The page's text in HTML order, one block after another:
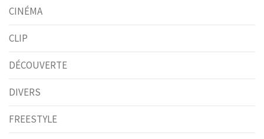
CINÉMA
CLIP
DÉCOUVERTE
DIVERS
FREESTYLE